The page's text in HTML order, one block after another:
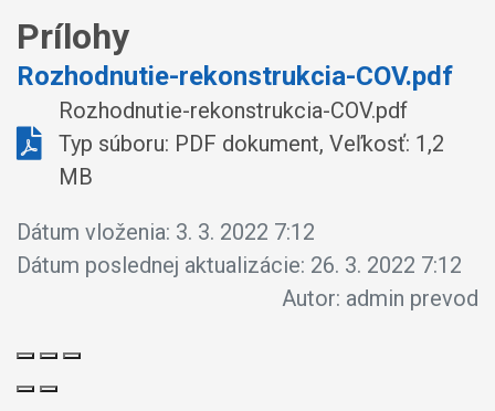
Prílohy
Rozhodnutie-rekonstrukcia-COV.pdf
Rozhodnutie-rekonstrukcia-COV.pdf
Typ súboru: PDF dokument, Veľkosť: 1,2
MB
Dátum vloženia: 3. 3. 2022 7:12
Dátum poslednej aktualizácie: 26. 3. 2022 7:12
Autor: admin prevod